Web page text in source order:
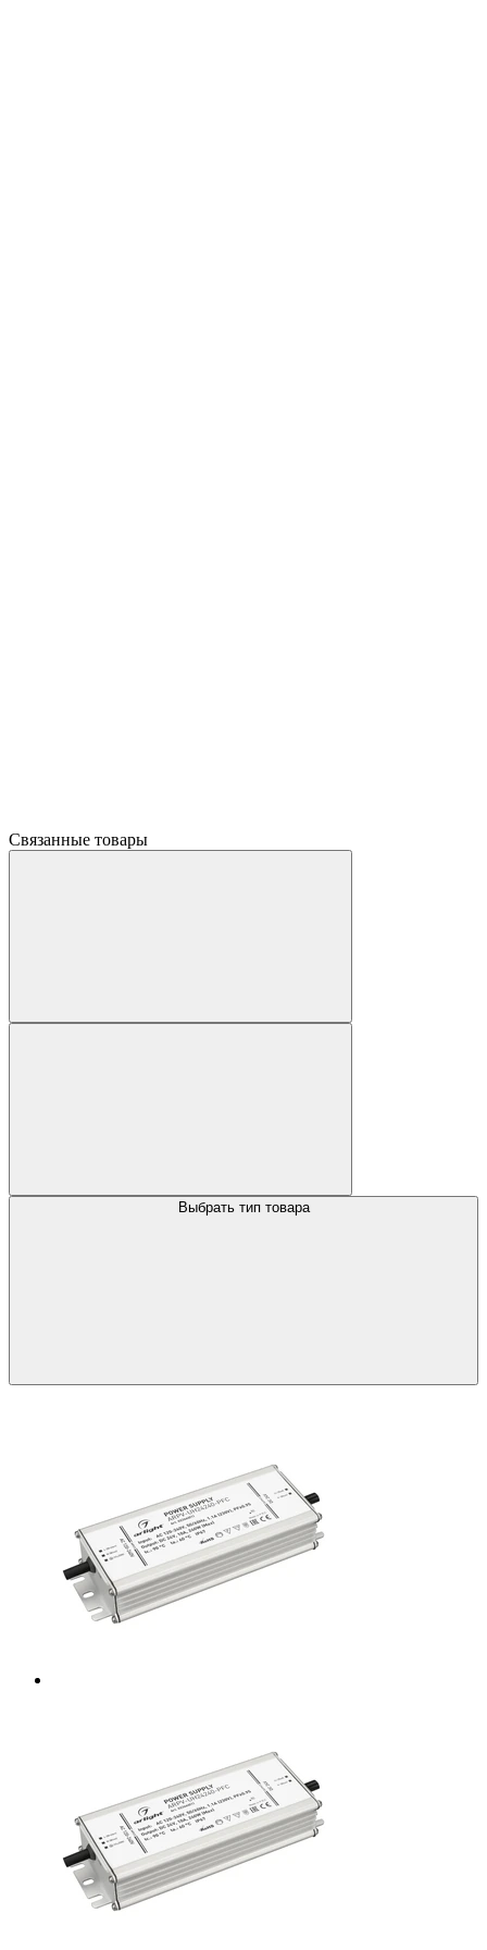
Связанные товары
Выбрать тип товара